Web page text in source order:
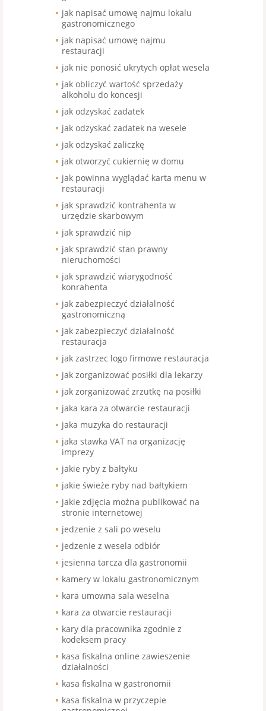
jak napisać umowę najmu lokalu
gastronomicznego
jak napisać umowę najmu
restauracji
jak nie ponosić ukrytych opłat wesela
jak obliczyć wartość sprzedaży
alkoholu do koncesji
jak odzyskać zadatek
jak odzyskać zadatek na wesele
jak odzyskać zaliczkę
jak otworzyć cukiernię w domu
jak powinna wyglądać karta menu w
restauracji
jak sprawdzić kontrahenta w
urzędzie skarbowym
jak sprawdzić nip
jak sprawdzić stan prawny
nieruchomości
jak sprawdzić wiarygodność
konrahenta
jak zabezpieczyć działalność
gastronomiczną
jak zabezpieczyć działalność
restauracja
jak zastrzec logo firmowe restauracja
jak zorganizować posiłki dla lekarzy
jak zorganizować zrzutkę na posiłki
jaka kara za otwarcie restauracji
jaka muzyka do restauracji
jaka stawka VAT na organizację
imprezy
jakie ryby z bałtyku
jakie świeże ryby nad bałtykiem
jakie zdjęcia można publikować na
stronie internetowej
jedzenie z sali po weselu
jedzenie z wesela odbiór
jesienna tarcza dla gastronomii
kamery w lokalu gastronomicznym
kara umowna sala weselna
kara za otwarcie restauracji
kary dla pracownika zgodnie z
kodeksem pracy
kasa fiskalna online zawieszenie
działalności
kasa fiskalna w gastronomii
kasa fiskalna w przyczepie